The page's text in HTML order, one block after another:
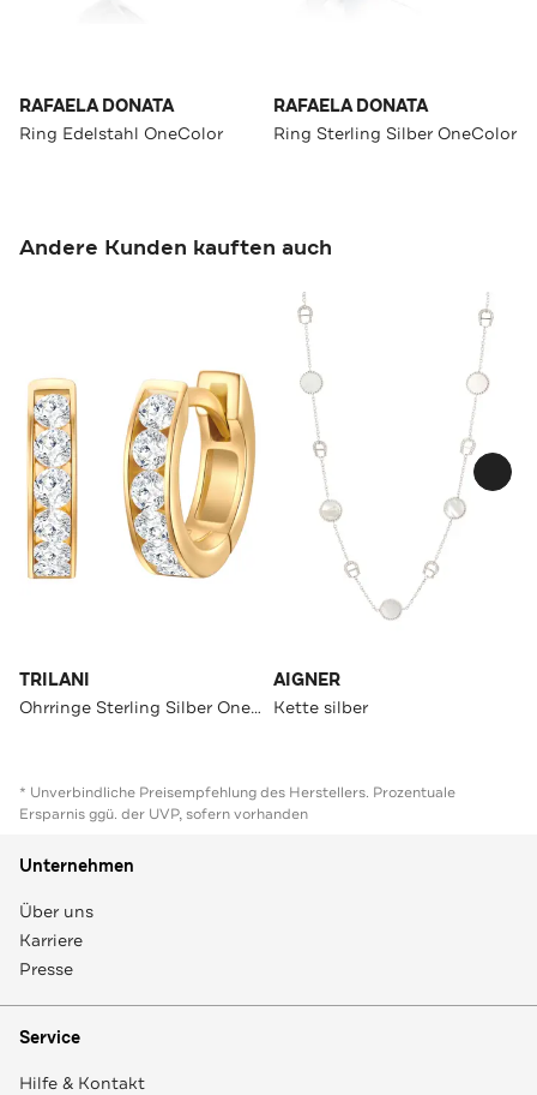
RAFAELA DONATA
Ring Edelstahl OneColor
RAFAELA DONATA
Ring Sterling Silber OneColor
Andere Kunden kauften auch
TRILANI
Ohrringe Sterling Silber OneColor
AIGNER
Kette silber
* Unverbindliche Preisempfehlung des Herstellers. Prozentuale
Ersparnis ggü. der UVP, sofern vorhanden
Unternehmen
Über uns
Karriere
Presse
Service
Hilfe & Kontakt